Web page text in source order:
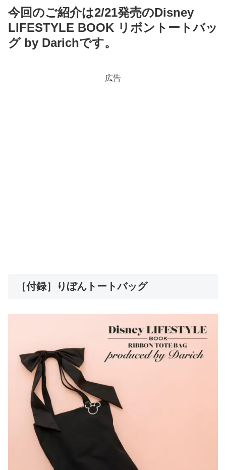
今回のご紹介は2/21発売のDisney
LIFESTYLE BOOK リボントートバッ
グ by Darichです。
広告
［付録］りぼんトートバッグ